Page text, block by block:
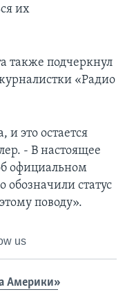
их
также подчеркнул
«Радио
это остается
- В настоящее
официальном
статус
поводу».
us
Америки»